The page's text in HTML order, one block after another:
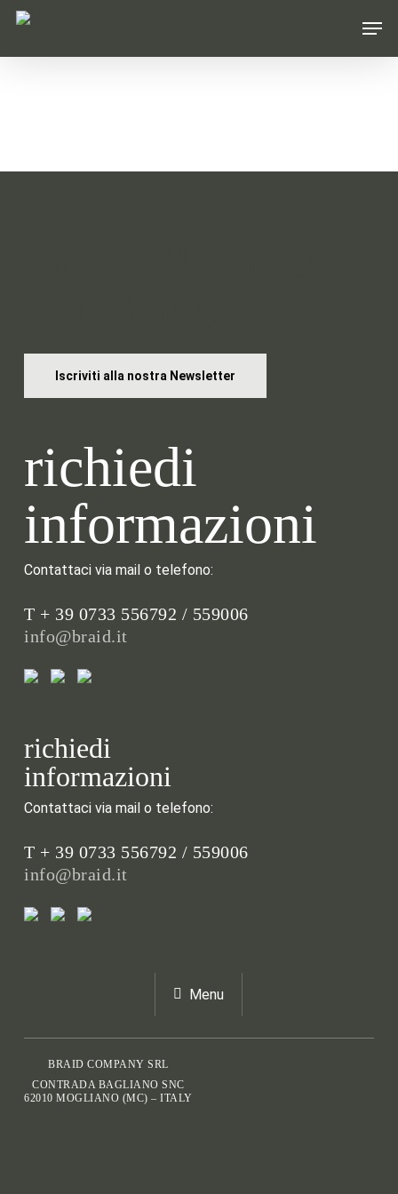
Skip
main
Iscriviti alla nostra Newsletter
richiedi
informazioni
Contattaci via mail o telefono:
T + 39 0733 556792 / 559006
info@braid.it
richiedi
informazioni
Contattaci via mail o telefono:
T + 39 0733 556792 / 559006
info@braid.it
Menu
BRAID COMPANY SRL
CONTRADA BAGLIANO SNC
62010 MOGLIANO (MC) – ITALY